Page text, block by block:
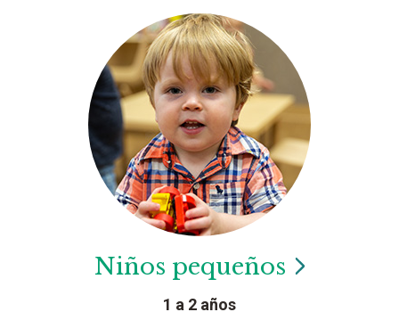
Niños pequeños
1 a 2 años